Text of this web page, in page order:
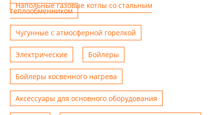
Напольные газовые котлы со стальным
теплообменником
Чугунные с атмосферной горелкой
Электрические Бойлеры
Бойлеры косвенного нагрева
Аксессуары для основного оборудования